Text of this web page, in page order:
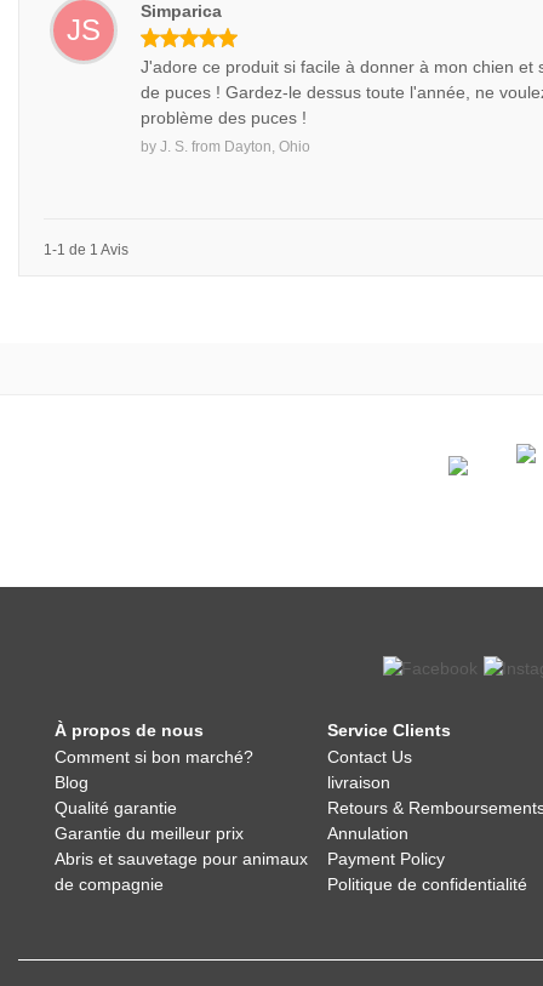
JS
Simparica
J'adore ce produit si facile à donner à mon chien et
de puces ! Gardez-le dessus toute l'année, ne
problème des puces !
by J. S. from Dayton, Ohio
1-1 de 1 Avis
À propos de nous
Comment si bon marché?
Blog
Qualité garantie
Garantie du meilleur prix
Abris et sauvetage pour animaux
de compagnie
Service Clients
Contact Us
livraison
Retours &
Annulation
Payment Policy
Politique de confidentialité